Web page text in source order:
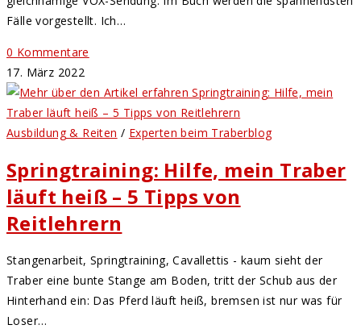
Fälle vorgestellt. Ich…
0 Kommentare
17. März 2022
Ausbildung & Reiten / Experten beim Traberblog
Springtraining: Hilfe, mein Traber
läuft heiß – 5 Tipps von
Reitlehrern
Stangenarbeit, Springtraining, Cavallettis - kaum sieht der
Traber eine bunte Stange am Boden, tritt der Schub aus der
Hinterhand ein: Das Pferd läuft heiß, bremsen ist nur was für
Loser…